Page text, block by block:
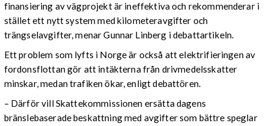
finansiering av vägprojekt är ineffektiva och rekommenderar i
stället ett nytt system med kilometeravgifter och
trängselavgifter, menar Gunnar Linberg i debattartikeln.
Ett problem som lyfts i Norge är också att elektrifieringen av
fordonsflottan gör att intäkterna från drivmedelsskatter
minskar, medan trafiken ökar, enligt debattören.
– Därför vill Skattekommissionen ersätta dagens
bränslebaserade beskattning med avgifter som bättre speglar